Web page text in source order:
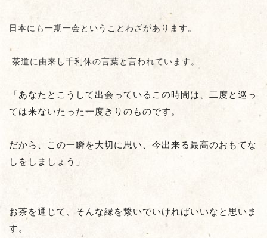
日本にも一期一会ということわざがあります。
茶道に由来し千利休の言葉と言われています。
「あなたとこうして出会っているこの時間は、二度と巡っ
ては来ないたった一度きりのものです。
だから、この一瞬を大切に思い、今出来る最高のおもてな
しをしましょう」
お茶を通じて、そんな縁を繋いでいければいいなと思いま
す。